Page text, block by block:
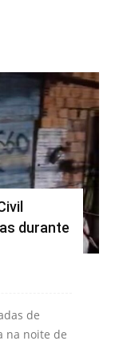
durante
de
na noite de